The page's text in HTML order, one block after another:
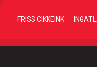
FRISS CIKKEINK